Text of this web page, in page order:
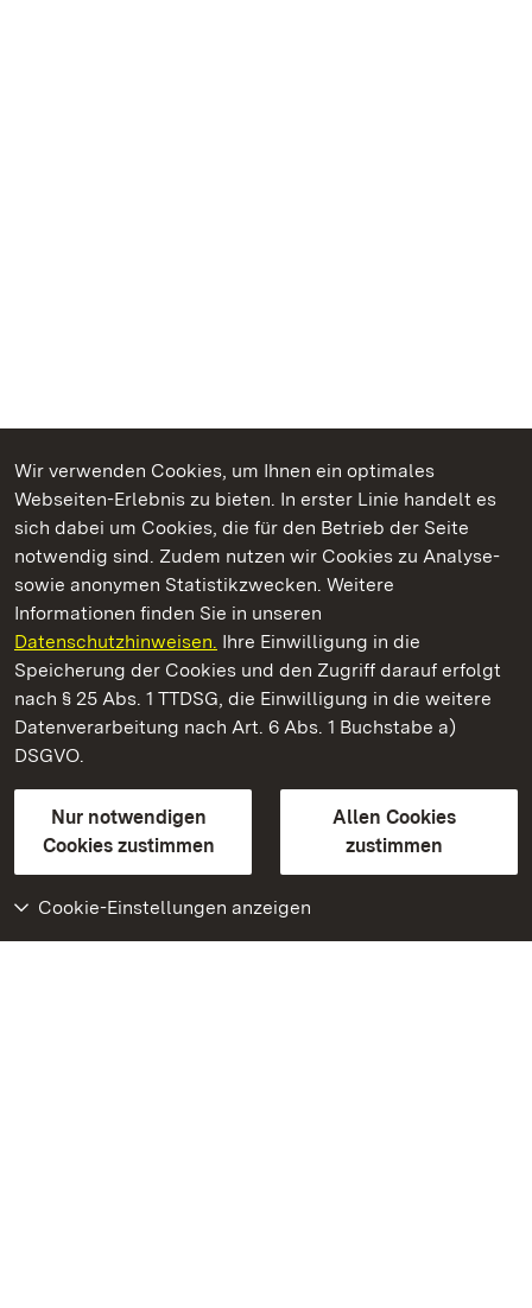
Wir verwenden Cookies, um Ihnen ein optimales
Webseiten-Erlebnis zu bieten. In erster Linie handelt es
sich dabei um Cookies, die für den Betrieb der Seite
notwendig sind. Zudem nutzen wir Cookies zu Analyse-
sowie anonymen Statistikzwecken. Weitere
Informationen finden Sie in unseren
Datenschutzhinweisen. Ihre Einwilligung in die
Speicherung der Cookies und den Zugriff darauf erfolgt
nach § 25 Abs. 1 TTDSG, die Einwilligung in die weitere
Datenverarbeitung nach Art. 6 Abs. 1 Buchstabe a)
DSGVO.
Nur notwendigen
Cookies zustimmen
Allen Cookies
zustimmen
Cookie-Einstellungen anzeigen
Kommen. Staunen. Genießen.
Schloss Heidelberg
Staatliche Schlösser und Gärten Baden-Württemberg
Kontakt
GebärdenspracheLeichte Sprache
Erklärung zur Barrierefreiheit
BITV-konform (geprüfte Seiten)
Weiteres